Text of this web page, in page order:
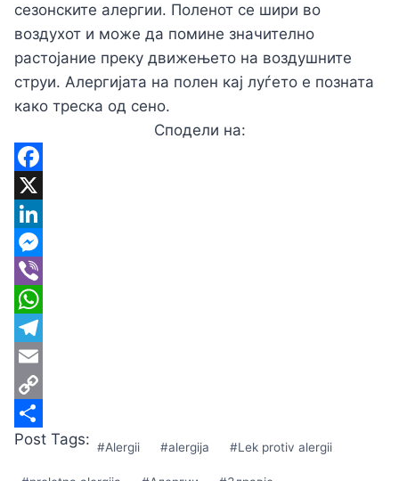
сезонските алергии. Поленот се шири во
воздухот и може да помине значително
растојание преку движењето на воздушните
струи. Алергијата на полен кај луѓето е позната
како треска од сено.
Сподели на:
Link
Share
Post Tags: #Alergii #alergija #Lek protiv alergii